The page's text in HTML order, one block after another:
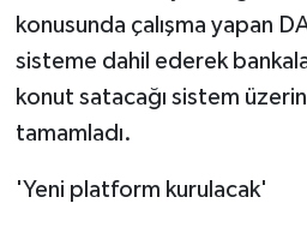
konusunda çalışma yapan
sisteme dahil ederek
konut satacağı sistem
tamamladı.
'Yeni platform kurulacak'